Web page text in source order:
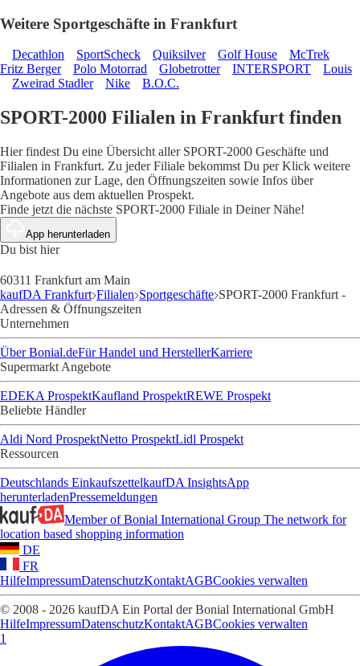
Weitere Sportgeschäfte in Frankfurt
Decathlon SportScheck Quiksilver Golf House
McTrek
Fritz Berger
Polo Motorrad Globetrotter INTERSPORT
Louis
Zweirad Stadler
Nike B.O.C.
SPORT-2000 Filialen in Frankfurt finden
Hier findest Du eine Übersicht aller SPORT-2000 Geschäfte und
Filialen in Frankfurt. Zu jeder Filiale bekommst Du per Klick weitere
Informationen zur Lage, den Öffnungszeiten sowie Infos über
Angebote aus dem aktuellen Prospekt.
Finde jetzt die nächste SPORT-2000 Filiale in Deiner Nähe!
App herunterladen
Du bist hier
60311 Frankfurt am Main
kaufDA Frankfurt Filialen Sportgeschäfte SPORT-2000 Frankfurt -
Adressen & Öffnungszeiten
Unternehmen
Über Bonial.deFür Handel und HerstellerKarriere
Supermarkt Angebote
EDEKA ProspektKaufland ProspektREWE Prospekt
Beliebte Händler
Aldi Nord ProspektNetto ProspektLidl Prospekt
Ressourcen
Deutschlands EinkaufszettelkaufDA InsightsApp
herunterladenPressemeldungen
Member of Bonial International Group The network for
location based shopping information
DE
FR
HilfeImpressumDatenschutzKontaktAGBCookies verwalten
© 2008 - 2026 kaufDA Ein Portal der Bonial International GmbH
HilfeImpressumDatenschutzKontaktAGBCookies verwalten
1